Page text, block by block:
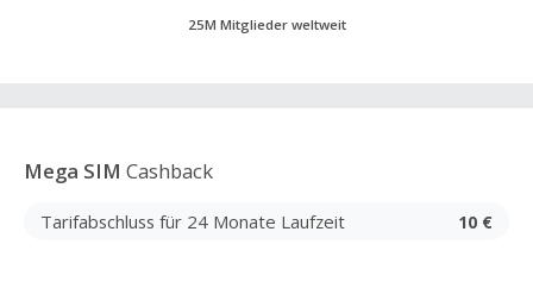
25M Mitglieder weltweit
Mega SIM Cashback
Tarifabschluss für 24 Monate Laufzeit 10 €